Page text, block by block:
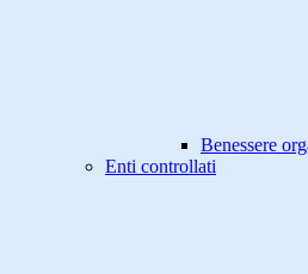
Benessere
Enti controllati